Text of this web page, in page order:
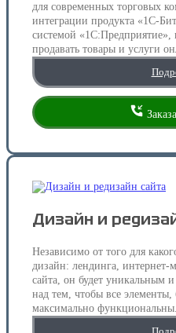
для современных торговых
интеграции продукта «1С-
системой
продавать товары и услуги
Дизайн и
Независимо от того для
дизайн: лендинга, интернет-
сайта, он будет уникальным
над тем, чтобы все
максимально функциональны.